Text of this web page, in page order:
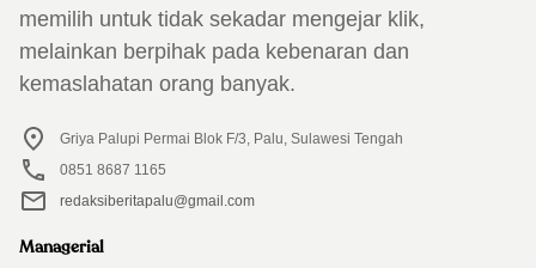
memilih untuk tidak sekadar mengejar klik,
melainkan berpihak pada kebenaran dan
kemaslahatan orang banyak.
Griya Palupi Permai Blok F/3, Palu, Sulawesi Tengah
0851 8687 1165
redaksiberitapalu@gmail.com
Managerial